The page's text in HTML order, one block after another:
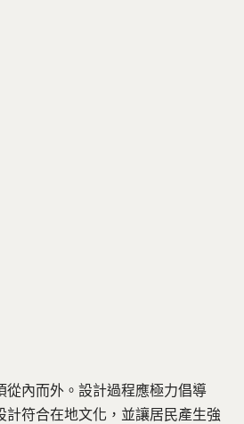
從內而外。設計過程應極力倡導
計符合在地文化，並讓居民產生強